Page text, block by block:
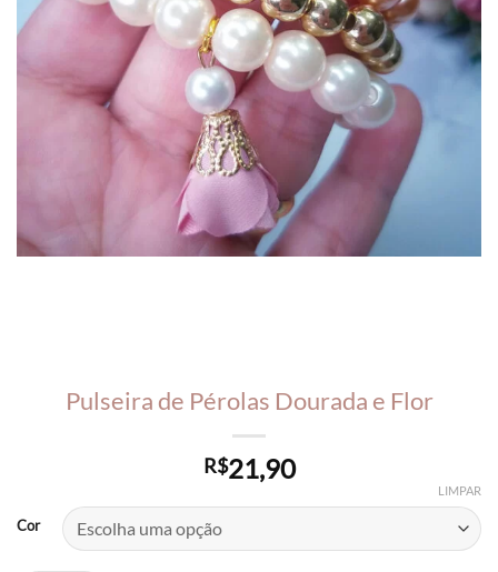
Pulseira de Pérolas Dourada e Flor
R$21,90
Cor
LIMPAR